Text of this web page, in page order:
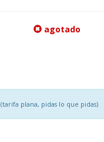
agotado
(tarifa plana, pidas lo que pidas)